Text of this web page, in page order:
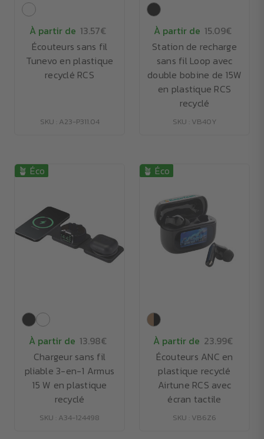
À partir de 13.57€
Écouteurs sans fil
Tunevo en plastique
recyclé RCS
SKU : A23-P311.04
À partir de 15.09€
Station de recharge
sans fil Loop avec
double bobine de 15W
en plastique RCS
recyclé
SKU : VB40Y
🪴 Éco
À partir de 13.98€
Chargeur sans fil
pliable 3-en-1 Armus
15 W en plastique
recyclé
SKU : A34-124498
🪴 Éco
À partir de 23.99€
Écouteurs ANC en
plastique recyclé
Airtune RCS avec
écran tactile
SKU : VB6Z6